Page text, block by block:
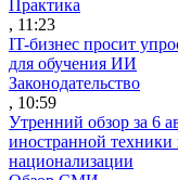
Практика
, 11:23
IT-бизнес просит
для обучения ИИ
Законодательство
, 10:59
Утренний обзор за 6
иностранной
национализации